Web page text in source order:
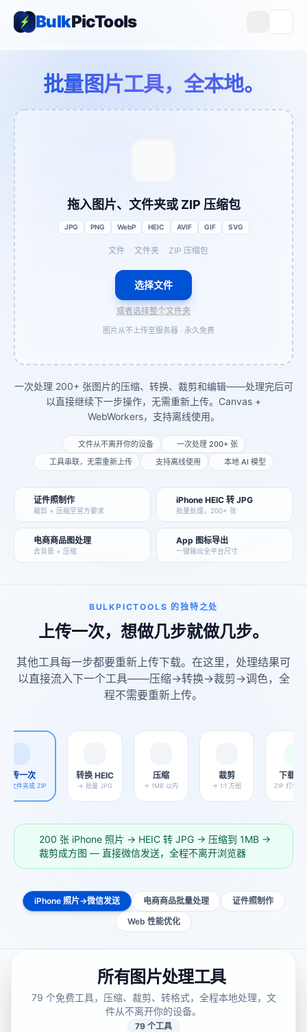
BulkPicTools
批量图片工具，全本地。
拖入图片、文件夹或 ZIP 压缩包
JPG PNG WebP HEIC AVIF GIF SVG
文件 文件夹 ZIP 压缩包
选择文件
或者选择整个文件夹
图片从不上传至服务器 · 永久免费
一次处理 200+ 张图片的压缩、转换、裁剪和编辑——处理完后可
以直接继续下一步操作，无需重新上传。Canvas +
WebWorkers，支持离线使用。
文件从不离开你的设备
一次处理 200+ 张
工具串联，无需重新上传
支持离线使用 本地 AI 模型
证件照制作
裁剪 + 压缩至官方要求
iPhone HEIC 转 JPG
批量处理，200+ 张
电商商品图处理
去背景 + 压缩
App 图标导出
一键输出全平台尺寸
BULKPICTOOLS 的独特之处
上传一次，想做几步就做几步。
其他工具每一步都要重新上传下载。在这里，处理结果可
以直接流入下一个工具——压缩→转换→裁剪→调色，全
程不需要重新上传。
上传一次
、文件夹或 ZIP
转换 HEIC
→ 批量 JPG
压缩
→ 1MB 以内
裁剪
→ 1:1 方图
下载全
ZIP 打包，
200 张 iPhone 照片 → HEIC 转 JPG → 压缩到 1MB →
裁剪成方图 — 直接微信发送，全程不离开浏览器
iPhone 照片→微信发送 电商商品批量处理
证件照制作
Web 性能优化
所有图片处理工具
79 个免费工具，压缩、裁剪、转格式，全程本地处理，文
件从不离开你的设备。
79 个工具